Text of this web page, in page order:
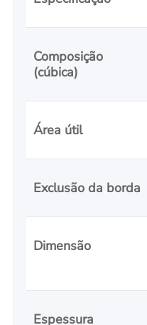
Composição
(cúbica)
Área útil
Exclusão da borda
Dimensão
Espessura